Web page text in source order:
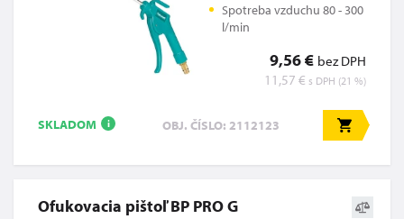
Spotreba vzduchu 80 - 300
l/min
9,56 € bez DPH
11,57 € s DPH (21 %)
SKLADOM i OBJ. ČÍSLO: 2112123
Ofukovacia pištoľ BP PRO G